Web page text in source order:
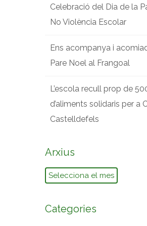
Celebració del Dia de la
No Violència Escolar
Ens acompanya i
Pare Noel al Frangoal
L’escola recull prop de
d’aliments solidaris per a
Castelldefels
Arxius
Arxius
Categories